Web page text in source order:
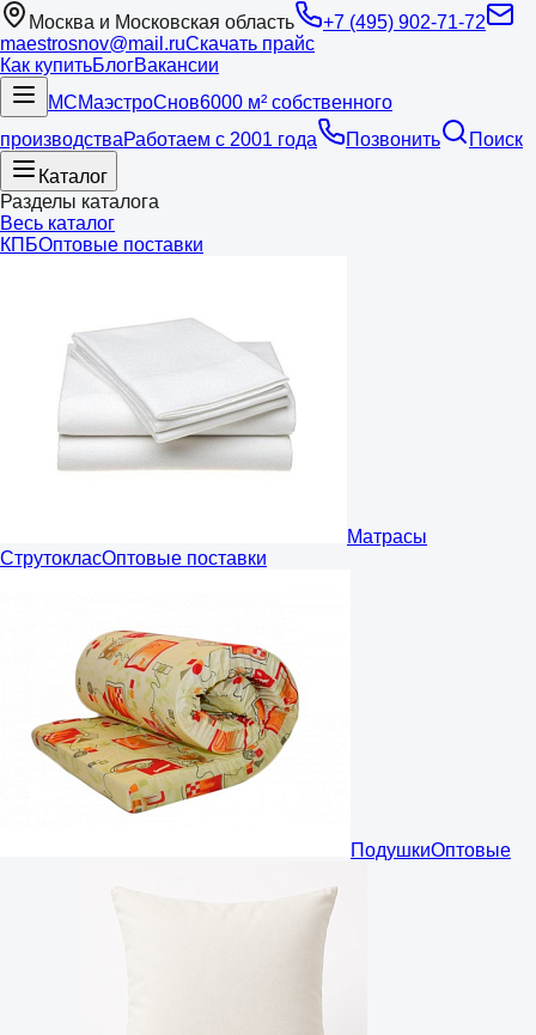
Москва и Московская область
+7 (495) 902-71-72
maestrosnov@mail.ruСкачать прайс
Как купитьБлогВакансии
МСМаэстроСнов6000 м² собственного
производстваРаботаем с 2001 года Позвонить
Поиск
Каталог
Разделы каталога
Весь каталог
КПБОптовые поставки
Матрасы
СтрутокласОптовые поставки
ПодушкиОптовые